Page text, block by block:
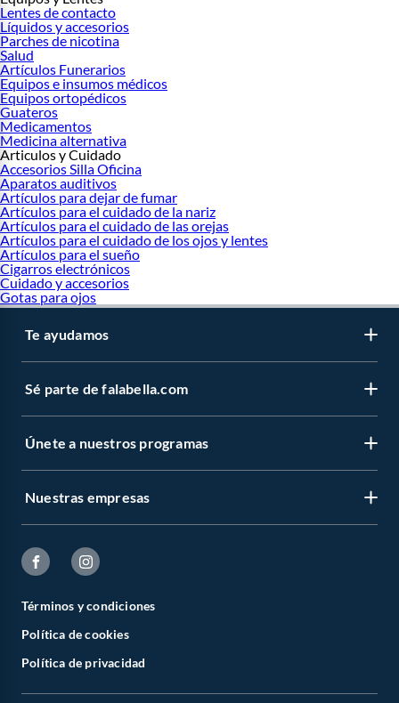
Lentes de contacto
Líquidos y accesorios
Parches de nicotina
Salud
Artículos Funerarios
Equipos e insumos médicos
Equipos ortopédicos
Guateros
Medicamentos
Medicina alternativa
Articulos y Cuidado
Accesorios Silla Oficina
Aparatos auditivos
Artículos para dejar de fumar
Artículos para el cuidado de la nariz
Artículos para el cuidado de las orejas
Artículos para el cuidado de los ojos y lentes
Artículos para el sueño
Cigarros electrónicos
Cuidado y accesorios
Gotas para ojos
Te ayudamos
Sé parte de falabella.com
Únete a nuestros programas
Nuestras empresas
Términos y condiciones
Política de cookies
Política de privacidad